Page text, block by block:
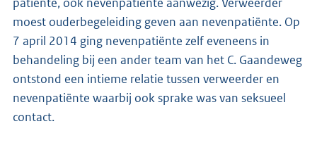
moest ouderbegeleiding geven aan nevenpatiënte. Op
7 april 2014 ging nevenpatiënte zelf eveneens in
behandeling bij een ander team van het C. Gaandeweg
ontstond een intieme relatie tussen verweerder en
nevenpatiënte waarbij ook sprake was van seksueel
contact.